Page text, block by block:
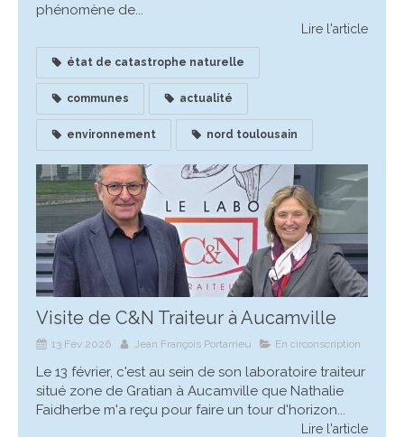
phénomène de...
Lire l'article
état de catastrophe naturelle
communes actualité
environnement nord toulousain
Visite de C&N Traiteur à Aucamville
13 Fév 2026 Jean François Portarrieu En circonscription
Le 13 février, c'est au sein de son laboratoire traiteur
situé zone de Gratian à Aucamville que Nathalie
Faidherbe m'a reçu pour faire un tour d'horizon...
Lire l'article